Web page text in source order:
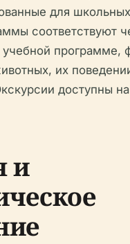
для
соответствуют
учебной программе,
их
доступны
и